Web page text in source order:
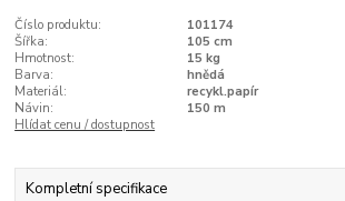
Číslo produktu:
101174
Šířka:
105 cm
Hmotnost:
15 kg
Barva:
hnědá
Materiál:
recykl.papír
Návin:
150 m
Hlídat cenu / dostupnost
Kompletní specifikace